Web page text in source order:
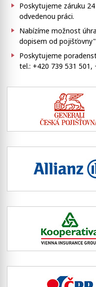
Poskytujeme záruku
odvedenou práci.
Nabízíme možnost
dopisem od
Poskytujeme
tel.: +420 739 531 501,